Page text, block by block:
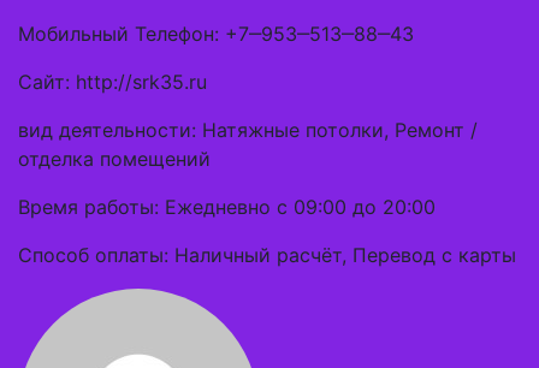
Мобильный Телефон: +7‒953‒513‒88‒43
Сайт: http://srk35.ru
вид деятельности: Натяжные потолки, Ремонт /
отделка помещений
Время работы: Ежедневно с 09:00 до 20:00
Способ оплаты: Наличный расчёт, Перевод с карты